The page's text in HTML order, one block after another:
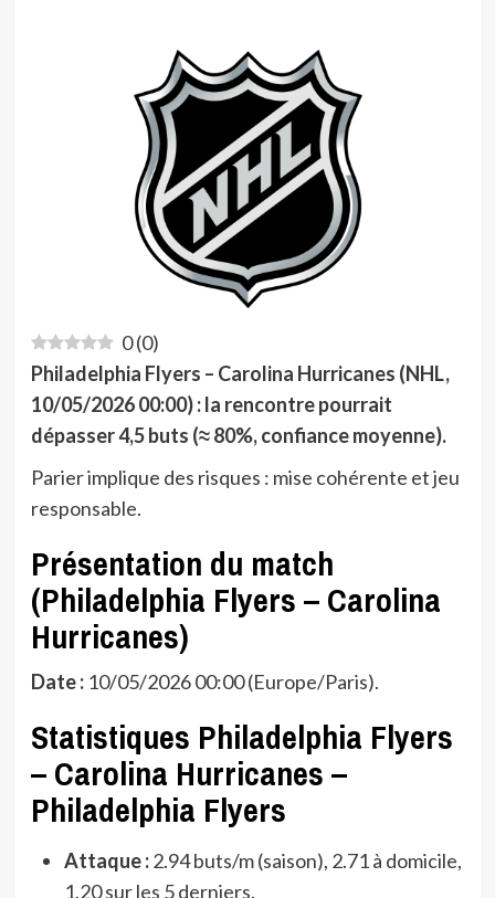
0(0)
Philadelphia Flyers – Carolina Hurricanes (NHL,
10/05/2026 00:00) : la rencontre pourrait
dépasser 4,5 buts (≈ 80%, confiance moyenne).
Parier implique des risques : mise cohérente et jeu
responsable.
Présentation du match
(Philadelphia Flyers – Carolina
Hurricanes)
Date :10/05/2026 00:00 (Europe/Paris).
Statistiques Philadelphia Flyers
– Carolina Hurricanes –
Philadelphia Flyers
Attaque :2.94 buts/m (saison), 2.71 à domicile,
1.20 sur les 5 derniers.